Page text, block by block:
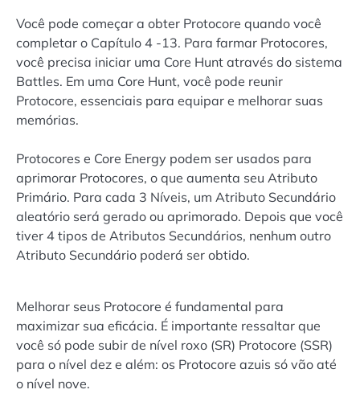
Você pode começar a obter Protocore quando você
completar o Capítulo 4 -13. Para farmar Protocores,
você precisa iniciar uma Core Hunt através do sistema
Battles. Em uma Core Hunt, você pode reunir
Protocore, essenciais para equipar e melhorar suas
memórias.
Protocores e Core Energy podem ser usados ​​para
aprimorar Protocores, o que aumenta seu Atributo
Primário. Para cada 3 Níveis, um Atributo Secundário
aleatório será gerado ou aprimorado. Depois que você
tiver 4 tipos de Atributos Secundários, nenhum outro
Atributo Secundário poderá ser obtido.
Melhorar seus Protocore é fundamental para
maximizar sua eficácia. É importante ressaltar que
você só pode subir de nível roxo (SR) Protocore (SSR)
para o nível dez e além: os Protocore azuis só vão até
o nível nove.